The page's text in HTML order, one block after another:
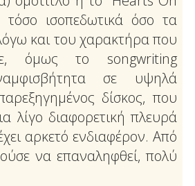
ισοπεδωτικά όσο τα
και του χαρακτήρα που
όμως το songwriting
σε υψηλά
δίσκος, που
λίγο διαφορετική πλευρά
αρκετό ενδιαφέρον. Από
να επαναληφθεί, πολύ